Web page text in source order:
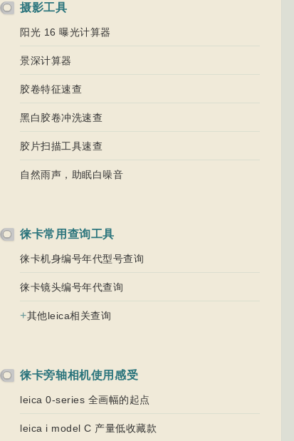
摄影工具
阳光 16 曝光计算器
景深计算器
胶卷特征速查
黑白胶卷冲洗速查
胶片扫描工具速查
自然雨声，助眠白噪音
徕卡常用查询工具
徕卡机身编号年代型号查询
徕卡镜头编号年代查询
+其他leica相关查询
徕卡旁轴相机使用感受
leica 0-series 全画幅的起点
leica i model C 产量低收藏款